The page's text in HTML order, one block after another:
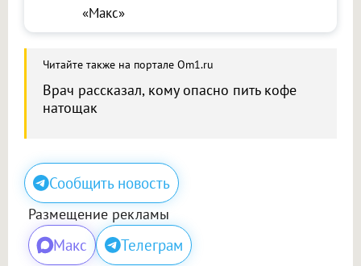
«Макс»
Читайте также на портале Om1.ru
Врач рассказал, кому опасно пить кофе
натощак
Сообщить новость
Размещение рекламы
Макс Телеграм